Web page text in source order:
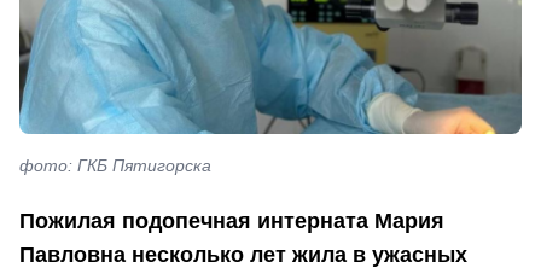
фото: ГКБ Пятигорска
Пожилая подопечная интерната Мария
Павловна несколько лет жила в ужасных